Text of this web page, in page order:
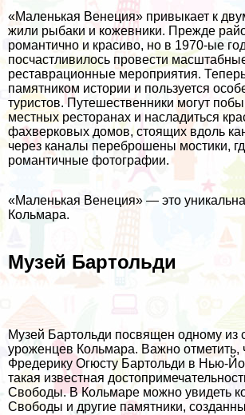
«Маленькая Венеция» привыкает к
жили рыбаки и кожевники. Прежде
романтично и красиво, но в 1970-ые
посчастливилось провести
реставрационные мероприятия.
памятником истории и пользуется
туристов. Путешественники могут
местных ресторанах и насладиться
фахверковых домов, стоящих вдоль
через каналы переброшены мостики,
романтичные фотографии.
«Маленькая Венеция» — это
Кольмара.
Музей Бартольди
Музей Бартольди посвящен одному из
уроженцев Кольмара. Важно отметить,
Фредерику Огюсту Бартольди в Нью-
такая известная
Свободы. В Кольмаре можно увидеть
Свободы и другие памятники,